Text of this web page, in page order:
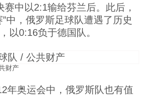
赛中以2:1输给芬兰后。此后，
中，俄罗斯足球队遭遇了历史
以0:16负于德国队。
财产
年奥运会中，俄罗斯队也有值